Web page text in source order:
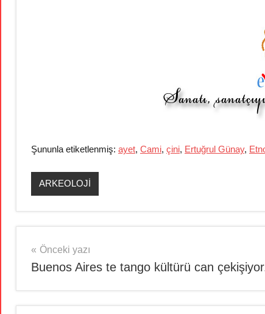
Şununla etiketlenmiş: ayet, Cami, çini, Ertuğrul Günay,
ARKEOLOJİ
Yazı
gezinmesi
Önceki yazı
Buenos Aires te tango kültürü can